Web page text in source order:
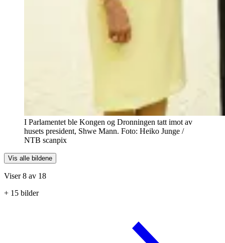
I Parlamentet ble Kongen og Dronningen tatt imot av
husets president, Shwe Mann. Foto: Heiko Junge /
NTB scanpix
Vis alle bildene
Viser 8 av 18
+ 15 bilder